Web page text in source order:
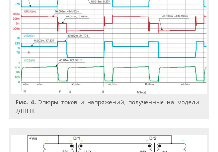
Рис. 4. Эпюры токов и напряжений, полученные на модели
2ДППК